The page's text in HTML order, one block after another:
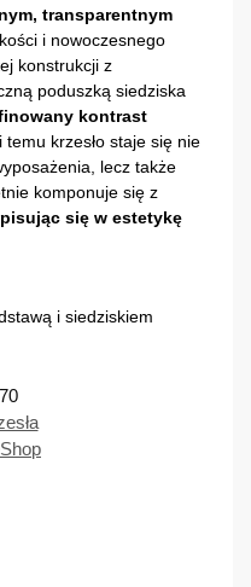
transparentnym
i nowoczesnego
konstrukcji z
poduszką siedziska
kontrast
temu krzesło staje się nie
lecz także
komponuje się z
się w estetykę
i siedziskiem